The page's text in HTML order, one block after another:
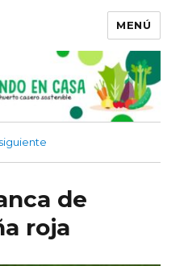
MENÚ
de
roja